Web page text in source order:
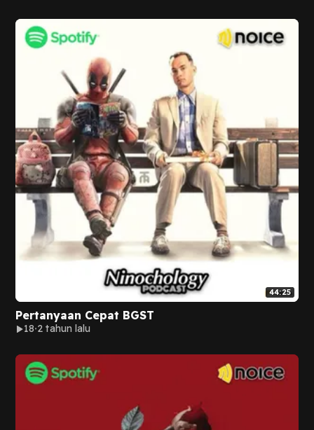
44:25
Pertanyaan Cepat BGST
18 2 tahun lalu